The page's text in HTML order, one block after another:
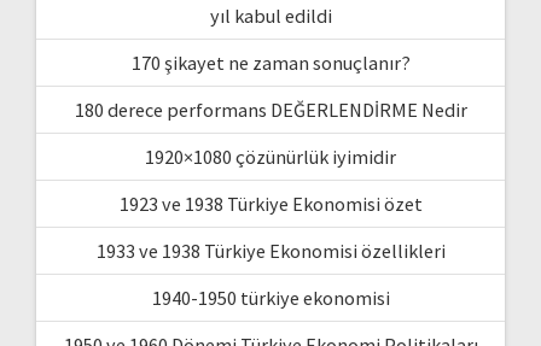
yıl kabul edildi
170 şikayet ne zaman sonuçlanır?
180 derece performans DEĞERLENDİRME Nedir
1920×1080 çözünürlük iyimidir
1923 ve 1938 Türkiye Ekonomisi özet
1933 ve 1938 Türkiye Ekonomisi özellikleri
1940-1950 türkiye ekonomisi